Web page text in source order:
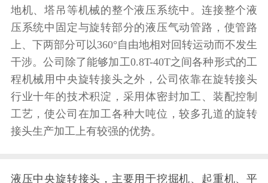
地机、塔吊等机械的整个液压系统中。连接整个液
压系统中固定与旋转部分的液压气动管路，使管路
上、下两部分可以360°自由地相对回转运动而不发生
干涉。公司除了能够加工0.8T-40T之间各种形式的工
程机械用中央旋转接头之外，公司依靠在旋转接头
行业十年的技术积淀，采用体密封加工、装配控制
工艺，使公司在加工各种大吨位，较多孔道的旋转
接头生产加工上有较强的优势。
液压中央旋转接头，主要用于挖掘机、起重机、平